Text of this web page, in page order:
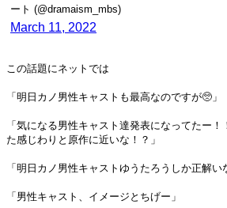
ート (@dramaism_mbs)
March 11, 2022
この話題にネットでは
「明日カノ男性キャストも最高なのですが🥺」
「気になる男性キャスト達発表になってたー
た感じわりと原作に近いな！？」
「明日カノ男性キャストゆうたろうしか正解い
「男性キャスト、イメージとちげー」